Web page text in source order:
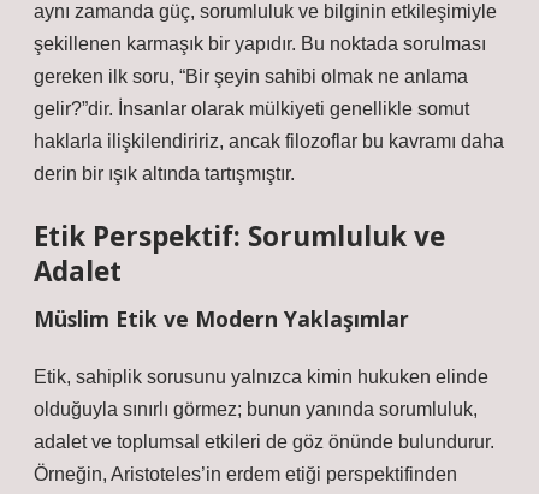
aynı zamanda güç, sorumluluk ve bilginin etkileşimiyle
şekillenen karmaşık bir yapıdır. Bu noktada sorulması
gereken ilk soru, “Bir şeyin sahibi olmak ne anlama
gelir?”dir. İnsanlar olarak mülkiyeti genellikle somut
haklarla ilişkilendiririz, ancak filozoflar bu kavramı daha
derin bir ışık altında tartışmıştır.
Etik Perspektif: Sorumluluk ve
Adalet
Müslim Etik ve Modern Yaklaşımlar
Etik, sahiplik sorusunu yalnızca kimin hukuken elinde
olduğuyla sınırlı görmez; bunun yanında sorumluluk,
adalet ve toplumsal etkileri de göz önünde bulundurur.
Örneğin, Aristoteles’in erdem etiği perspektifinden